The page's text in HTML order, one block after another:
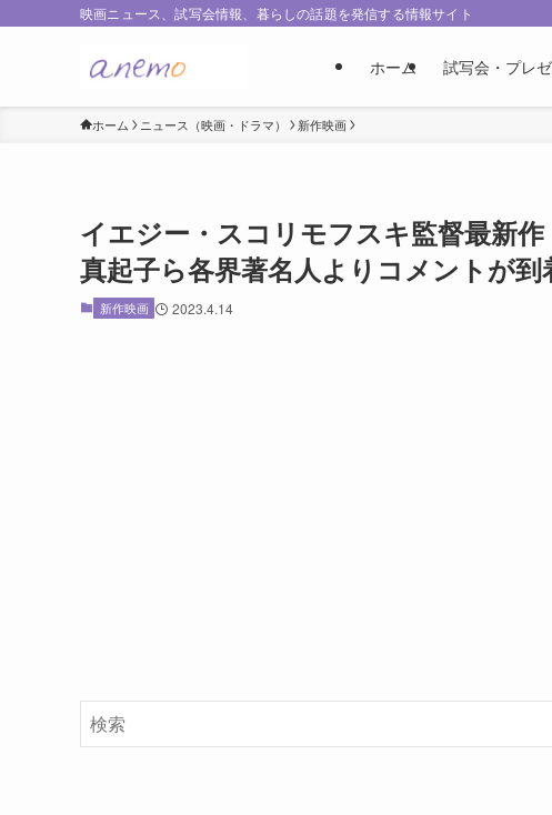
映画ニュース、試写会情報、暮らしの話題を発信する情報サイト
ホーム 試写会・プレ
ホーム ニュース（映画・ドラマ） 新作映画
イエジー・スコリモフスキ監督最新
真起子ら各界著名人よりコメントが到
新作映画 2023.4.14